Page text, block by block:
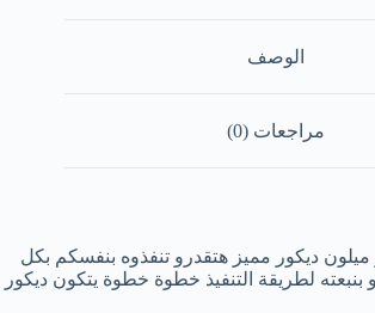
الوصف
مراجعات (0)
ميلون ديكور مميز هتقدرو تنفذوه بنفسكم بكل
لطريقة التنفيذ خطوة خطوة يتكون ديكور